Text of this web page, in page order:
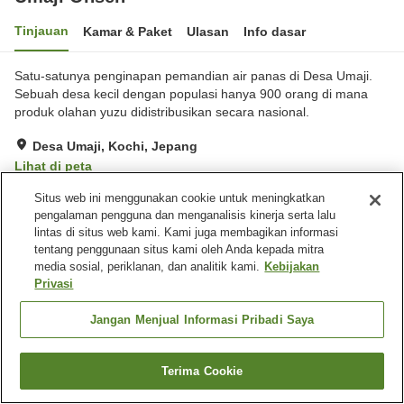
Tinjauan Kamar & Paket Ulasan Info dasar
Satu-satunya penginapan pemandian air panas di Desa Umaji.
Sebuah desa kecil dengan populasi hanya 900 orang di mana
produk olahan yuzu didistribusikan secara nasional.
Desa Umaji, Kochi, Jepang
Lihat di peta
Hebat Ulasan:116
Fasilitas properti
Tempat parkir
Restoran
Mesin penjual otomatis
Beranda Jepang Kochi Desa Umaji Umaji Onsen
Cari kamar
Situs web ini menggunakan cookie untuk meningkatkan
pengalaman pengguna dan menganalisis kinerja serta lalu
lintas di situs web kami. Kami juga membagikan informasi
tentang penggunaan situs kami oleh Anda kepada mitra
media sosial, periklanan, dan analitik kami. Kebijakan
Privasi
Jangan Menjual Informasi Pribadi Saya
Terima Cookie